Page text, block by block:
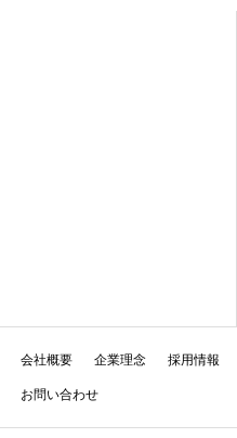
会社概要 企業理念 採用情報
お問い合わせ